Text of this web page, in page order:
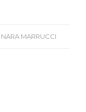
NARA MARRUCCI